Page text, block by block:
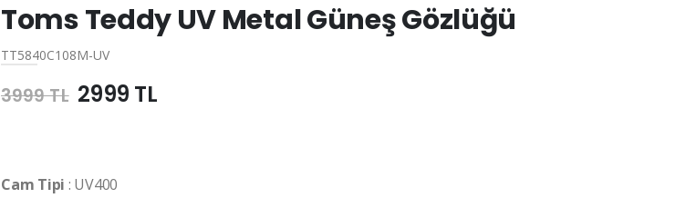
Toms Teddy UV Metal Güneş Gözlüğü
TT5840C108M-UV
3999 TL 2999 TL
Cam Tipi : UV400